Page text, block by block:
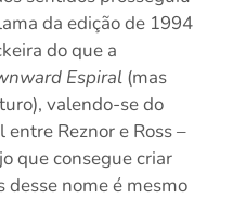
da edição de 1994
do que a
Espiral (mas
valendo-se do
Reznor e Ross –
que consegue criar
desse nome é mesmo